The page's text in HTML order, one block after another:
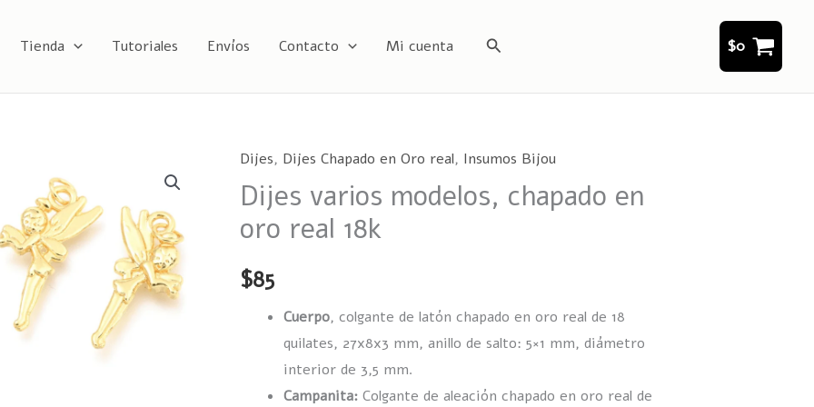
Tienda Tutoriales Envíos Contacto Mi cuenta Buscar $0
Dijes, Dijes Chapado en Oro real, Insumos Bijou
Dijes varios modelos, chapado en
oro real 18k
$85
Cuerpo, colgante de latón chapado en oro real de 18
quilates, 27x8x3 mm, anillo de salto: 5×1 mm, diámetro
interior de 3,5 mm.
Campanita: Colgante de aleación chapado en oro real de
Dijes
varios
modelos,
chapado
en
oro
cantidad